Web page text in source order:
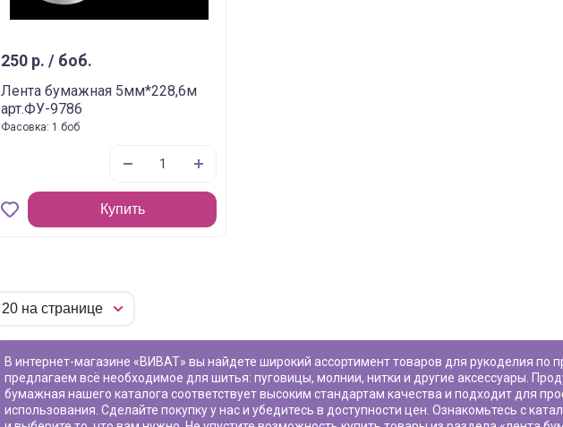
250 р. / боб.
Лента бумажная 5мм*228,6м
арт.ФУ-9786
Фасовка: 1 боб
Купить
В интернет-магазине «ВИВАТ» вы найдете широкий ассортимент товаров для рукоделия по привлекательной цене. Мы
предлагаем всё необходимое для шитья: пуговицы, молнии, нитки и другие аксессуары.
бумажная нашего каталога соответствует высоким стандартам качества и подходит для
использования. Сделайте покупку у нас и убедитесь в доступности цен. Ознакомьтесь с